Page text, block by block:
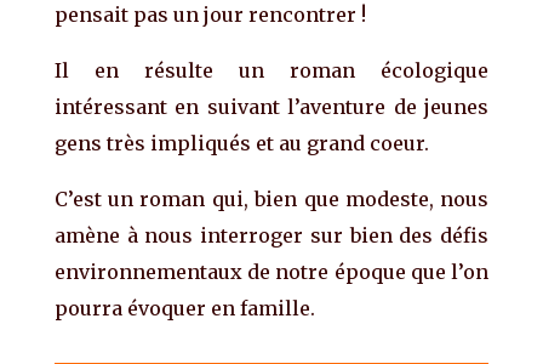
pensait pas un jour rencontrer !
Il en résulte un roman écologique
intéressant en suivant l’aventure de jeunes
gens très impliqués et au grand coeur.
C’est un roman qui, bien que modeste, nous
amène à nous interroger sur bien des défis
environnementaux de notre époque que l’on
pourra évoquer en famille.